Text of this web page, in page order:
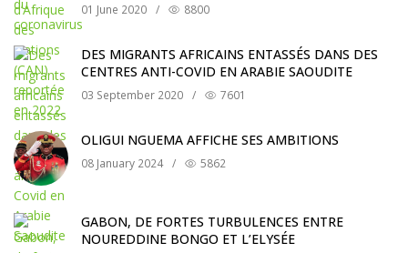
01 June 2020 / 8800
DES MIGRANTS AFRICAINS ENTASSÉS DANS DES
CENTRES ANTI-COVID EN ARABIE SAOUDITE
03 September 2020 / 7601
OLIGUI NGUEMA AFFICHE SES AMBITIONS
08 January 2024 / 5862
GABON, DE FORTES TURBULENCES ENTRE
NOUREDDINE BONGO ET L’ELYSÉE